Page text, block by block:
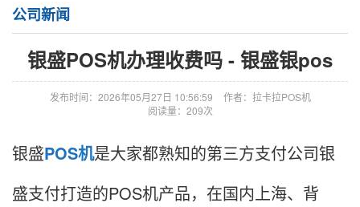
公司新闻
银盛POS机办理收费吗 - 银盛银pos
发布时间：2026年05月27日 10:56:59
作者：拉卡拉POS机
阅读量：209次
银盛POS机是大家都熟知的第三方支付公司银
盛支付打造的POS机产品，在国内上海、背